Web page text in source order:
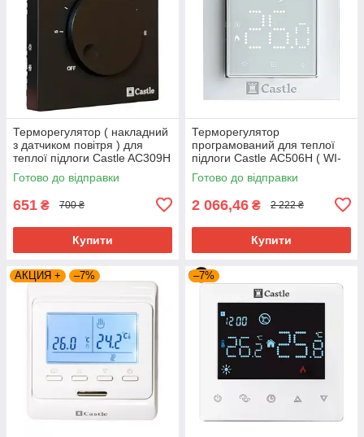
Терморегулятор ( накладний
з датчиком повітря ) для
теплої підлоги Castle AC309H
( графіт матовий)
Готово до відправки
651 ₴ 700 ₴
Купити
Терморегулятор
програмований для теплої
підлоги Castle АС506H ( WI-
FI )
Готово до відправки
2 066,46 ₴ 2 222 ₴
Купити
АКЦИЯ + –7% –7%